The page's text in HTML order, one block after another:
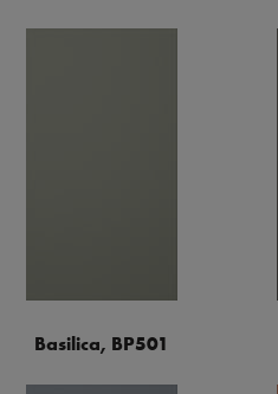
Basilica, BP501